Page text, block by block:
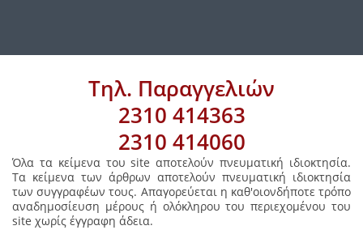
Τηλ. Παραγγελιών
2310 414363
2310 414060
Όλα τα κείμενα του site αποτελούν πνευματική ιδιοκτησία.
Τα κείμενα των άρθρων αποτελούν πνευματική ιδιοκτησία
των συγγραφέων τους. Απαγορεύεται η καθ'οιονδήποτε τρόπο
αναδημοσίευση μέρους ή ολόκληρου του περιεχομένου του
site χωρίς έγγραφη άδεια.